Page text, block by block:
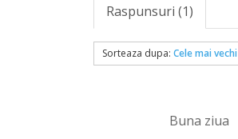
Raspunsuri (1)
Sorteaza dupa:Cele mai vechi
Buna ziua